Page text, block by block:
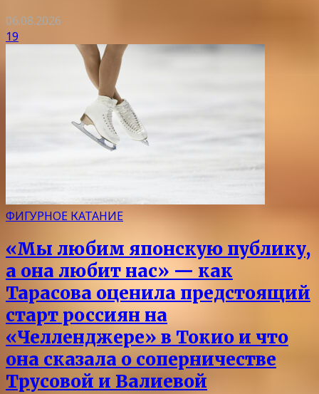
06.08.2026
19
ФИГУРНОЕ КАТАНИЕ
«Мы любим японскую публику,
а она любит нас» — как
Тарасова оценила предстоящий
старт россиян на
«Челленджере» в Токио и что
она сказала о соперничестве
Трусовой и Валиевой